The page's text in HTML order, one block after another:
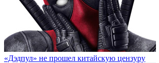
«Дэдпул» не прошел китайскую цензуру